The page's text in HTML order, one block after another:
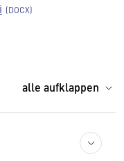
alle aufklappen